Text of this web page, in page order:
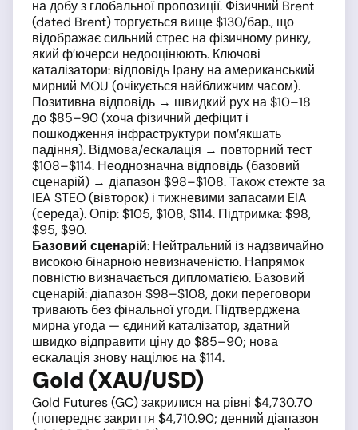
на добу з глобальної пропозиції. Фізичний Brent
(dated Brent) торгується вище $130/бар., що
відображає сильний стрес на фізичному ринку,
який ф’ючерси недооцінюють. Ключові
каталізатори: відповідь Ірану на американський
мирний MOU (очікується найближчим часом).
Позитивна відповідь → швидкий рух на $10–18
до $85–90 (хоча фізичний дефіцит і
пошкодження інфраструктури пом’якшать
падіння). Відмова/ескалація → повторний тест
$108–$114. Неоднозначна відповідь (базовий
сценарій) → діапазон $98–$108. Також стежте за
IEA STEO (вівторок) і тижневими запасами EIA
(середа). Опір: $105, $108, $114. Підтримка: $98,
$95, $90.
Базовий сценарій: Нейтральний із надзвичайно
високою бінарною невизначеністю. Напрямок
повністю визначається дипломатією. Базовий
сценарій: діапазон $98–$108, доки переговори
тривають без фінальної угоди. Підтверджена
мирна угода — єдиний каталізатор, здатний
швидко відправити ціну до $85–90; нова
ескалація знову націлює на $114.
Gold (XAU/USD)
Gold Futures (GC) закрилися на рівні $4,730.70
(попереднє закриття $4,710.90; денний діапазон